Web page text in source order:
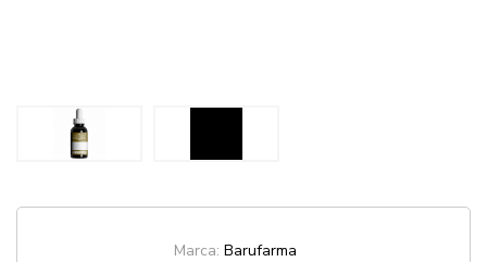
Marca: Barufarma